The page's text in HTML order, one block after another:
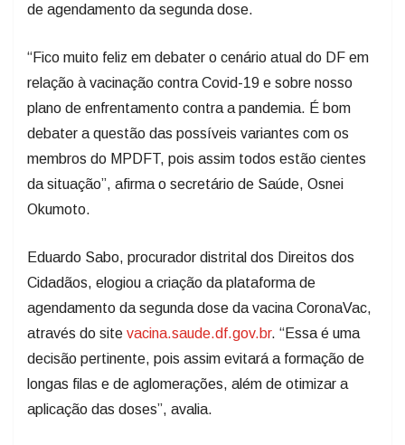
de agendamento da segunda dose.
“Fico muito feliz em debater o cenário atual do DF em
relação à vacinação contra Covid-19 e sobre nosso
plano de enfrentamento contra a pandemia. É bom
debater a questão das possíveis variantes com os
membros do MPDFT, pois assim todos estão cientes
da situação”, afirma o secretário de Saúde, Osnei
Okumoto.
Eduardo Sabo, procurador distrital dos Direitos dos
Cidadãos, elogiou a criação da plataforma de
agendamento da segunda dose da vacina CoronaVac,
através do site vacina.saude.df.gov.br. “Essa é uma
decisão pertinente, pois assim evitará a formação de
longas filas e de aglomerações, além de otimizar a
aplicação das doses”, avalia.